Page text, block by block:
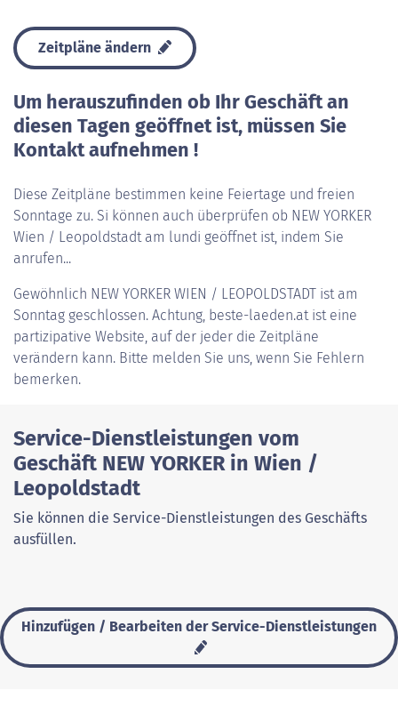
Zeitpläne ändern
Um herauszufinden ob Ihr Geschäft an
diesen Tagen geöffnet ist, müssen Sie
Kontakt aufnehmen !
Diese Zeitpläne bestimmen keine Feiertage und freien
Sonntage zu. Si können auch überprüfen ob NEW YORKER
Wien / Leopoldstadt am lundi geöffnet ist, indem Sie
anrufen...
Gewöhnlich NEW YORKER WIEN / LEOPOLDSTADT ist am
Sonntag geschlossen. Achtung, beste-laeden.at ist eine
partizipative Website, auf der jeder die Zeitpläne
verändern kann. Bitte melden Sie uns, wenn Sie Fehlern
bemerken.
Service-Dienstleistungen vom
Geschäft NEW YORKER in Wien /
Leopoldstadt
Sie können die Service-Dienstleistungen des Geschäfts
ausfüllen.
Hinzufügen / Bearbeiten der Service-Dienstleistungen